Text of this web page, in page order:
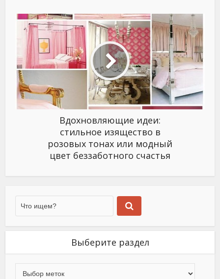
Вдохновляющие идеи:
стильное изящество в
розовых тонах или модный
цвет беззаботного счастья
Выберите раздел